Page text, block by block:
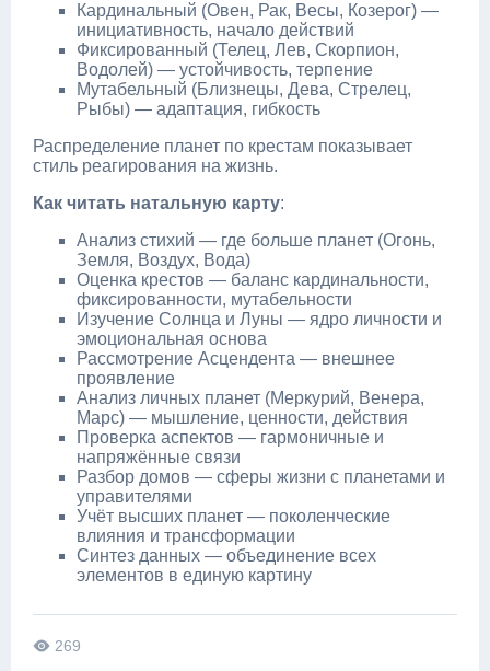
Кардинальный (Овен, Рак, Весы, Козерог) —
инициативность, начало действий
Фиксированный (Телец, Лев, Скорпион,
Водолей) — устойчивость, терпение
Мутабельный (Близнецы, Дева, Стрелец,
Рыбы) — адаптация, гибкость
Распределение планет по крестам показывает
стиль реагирования на жизнь.
Как читать натальную карту:
Анализ стихий — где больше планет (Огонь,
Земля, Воздух, Вода)
Оценка крестов — баланс кардинальности,
фиксированности, мутабельности
Изучение Солнца и Луны — ядро личности и
эмоциональная основа
Рассмотрение Асцендента — внешнее
проявление
Анализ личных планет (Меркурий, Венера,
Марс) — мышление, ценности, действия
Проверка аспектов — гармоничные и
напряжённые связи
Разбор домов — сферы жизни с планетами и
управителями
Учёт высших планет — поколенческие
влияния и трансформации
Синтез данных — объединение всех
элементов в единую картину
269